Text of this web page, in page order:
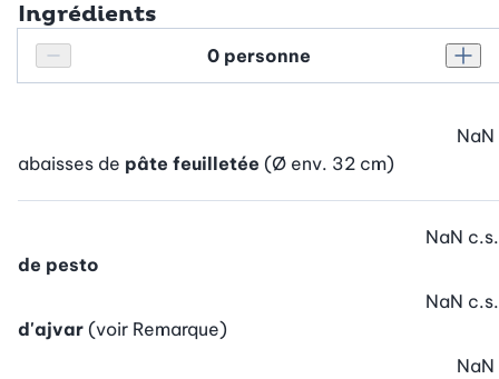
Ingrédients
Réduire le nombre de personnes
Personnes
abaisses de pâte feuilletée (Ø env. 32 cm)
NaN
de pesto
NaN c.s.
d'ajvar (voir Remarque)
NaN c.s.
NaN